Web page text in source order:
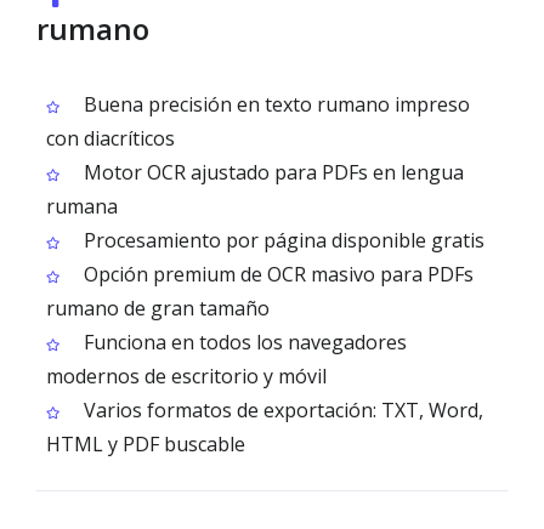
rumano
Buena precisión en texto rumano impreso
con diacríticos
Motor OCR ajustado para PDFs en lengua
rumana
Procesamiento por página disponible gratis
Opción premium de OCR masivo para PDFs
rumano de gran tamaño
Funciona en todos los navegadores
modernos de escritorio y móvil
Varios formatos de exportación: TXT, Word,
HTML y PDF buscable